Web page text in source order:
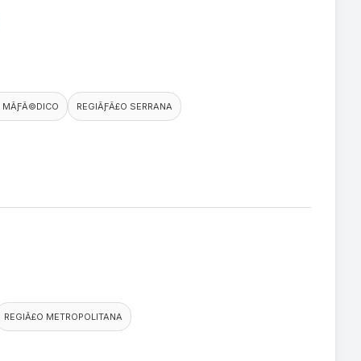
MÃƑÂ©DICO REGIÃƑÂ£O SERRANA
REGIÃ£O METROPOLITANA